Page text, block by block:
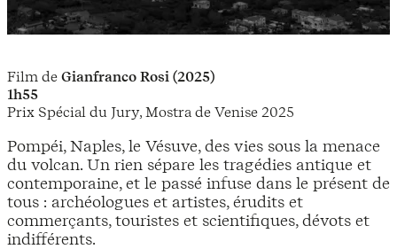
Film de Gianfranco Rosi (2025)
1h55
Prix Spécial du Jury, Mostra de Venise 2025
Pompéi, Naples, le Vésuve, des vies sous la menace
du volcan. Un rien sépare les tragédies antique et
contemporaine, et le passé infuse dans le présent de
tous : archéologues et artistes, érudits et
commerçants, touristes et scientifiques, dévots et
indifférents.